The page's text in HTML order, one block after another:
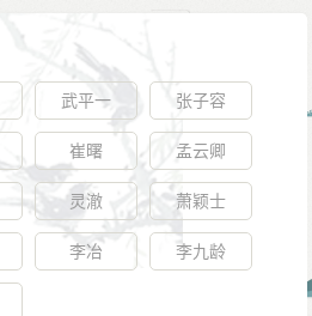
武平一 张子容
崔曙 孟云卿
灵澈 萧颖士
李冶 李九龄